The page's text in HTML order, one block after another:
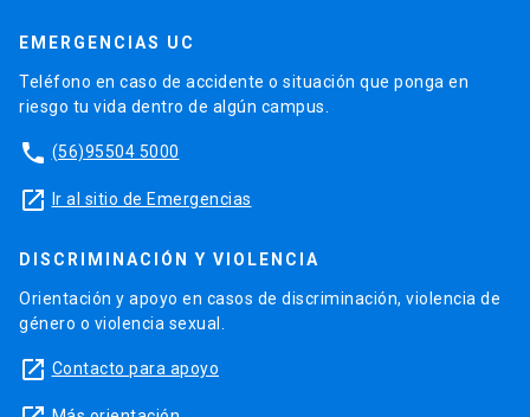
EMERGENCIAS UC
Teléfono en caso de accidente o situación que ponga en
riesgo tu vida dentro de algún campus.
phone (56)95504 5000
launch Ir al sitio de Emergencias
DISCRIMINACIÓN Y VIOLENCIA
Orientación y apoyo en casos de discriminación, violencia de
género o violencia sexual.
launch Contacto para apoyo